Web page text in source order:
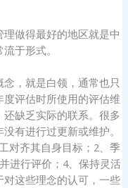
做得最好的地区就是中
于形式。
，就是白领，通常也只
评估时所使用的评估维
缺乏实际的联系。很多
有进行过更新或维护。
对齐其自身目标；2、季
进行评价；4、保持灵活
这些理念的认可，一些